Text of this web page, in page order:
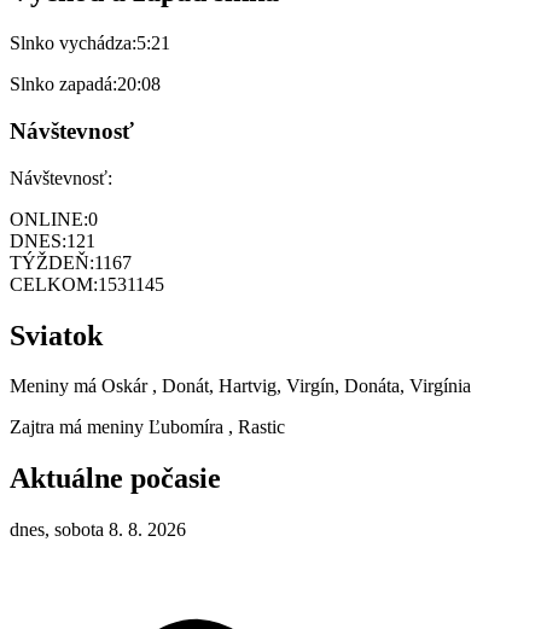
Slnko vychádza:5:21
Slnko zapadá:20:08
Návštevnosť
Návštevnosť:
ONLINE:0
DNES:121
TÝŽDEŇ:1167
CELKOM:1531145
Sviatok
Meniny má Oskár , Donát, Hartvig, Virgín, Donáta, Virgínia
Zajtra má meniny Ľubomíra , Rastic
Aktuálne počasie
dnes, sobota 8. 8. 2026